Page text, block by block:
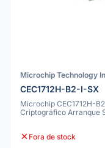
Microchip Technology
CEC1712H-B2-I-SX
Microchip CEC1712H-
Criptográfico Arranque
Fora de stock